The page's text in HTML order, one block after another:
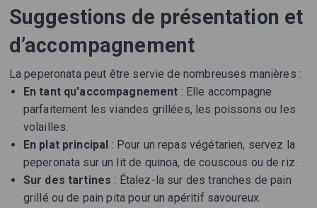
Suggestions de présentation et
d’accompagnement
La peperonata peut être servie de nombreuses manières :
En tant qu'accompagnement : Elle accompagne
parfaitement les viandes grillées, les poissons ou les
volailles.
En plat principal : Pour un repas végétarien, servez la
peperonata sur un lit de quinoa, de couscous ou de riz.
Sur des tartines : Étalez-la sur des tranches de pain
grillé ou de pain pita pour un apéritif savoureux.